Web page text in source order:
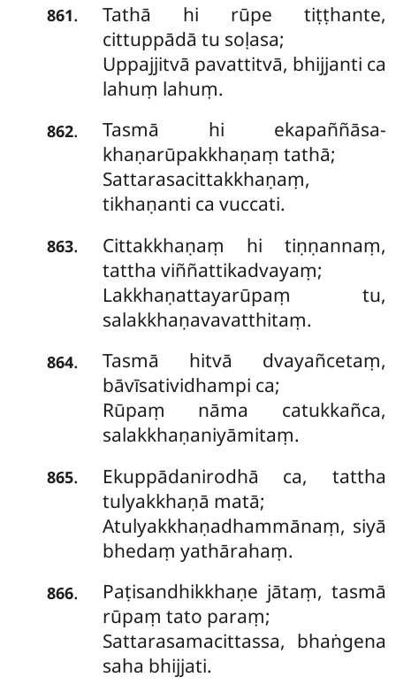
861.
Tathā hi rūpe tiṭṭhante,
cittuppādā tu soḷasa;
Uppajjitvā pavattitvā, bhijjanti ca
lahuṃ lahuṃ.
862. Tasmā hi ekapaññāsa-
khaṇarūpakkhaṇaṃ tathā;
Sattarasacittakkhaṇaṃ,
tikhaṇanti ca vuccati.
863.
Cittakkhaṇaṃ hi tiṇṇannaṃ,
tattha viññattikadvayaṃ;
Lakkhaṇattayarūpaṃ tu,
salakkhaṇavavatthitaṃ.
864.
Tasmā hitvā dvayañcetaṃ,
bāvīsatividhampi ca;
Rūpaṃ nāma catukkañca,
salakkhaṇaniyāmitaṃ.
865. Ekuppādanirodhā ca, tattha
tulyakkhaṇā matā;
Atulyakkhaṇadhammānaṃ, siyā
bhedaṃ yathārahaṃ.
866.
Paṭisandhikkhaṇe jātaṃ, tasmā
rūpaṃ tato paraṃ;
Sattarasamacittassa, bhaṅgena
saha bhijjati.